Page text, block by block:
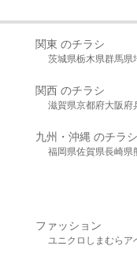
関東 のチラシ
茨城県栃木県群馬県
関西 のチラシ
滋賀県京都府大阪府
九州・沖縄 のチラシ
福岡県佐賀県長崎県
ファッション
ユニクロ しまむら ア